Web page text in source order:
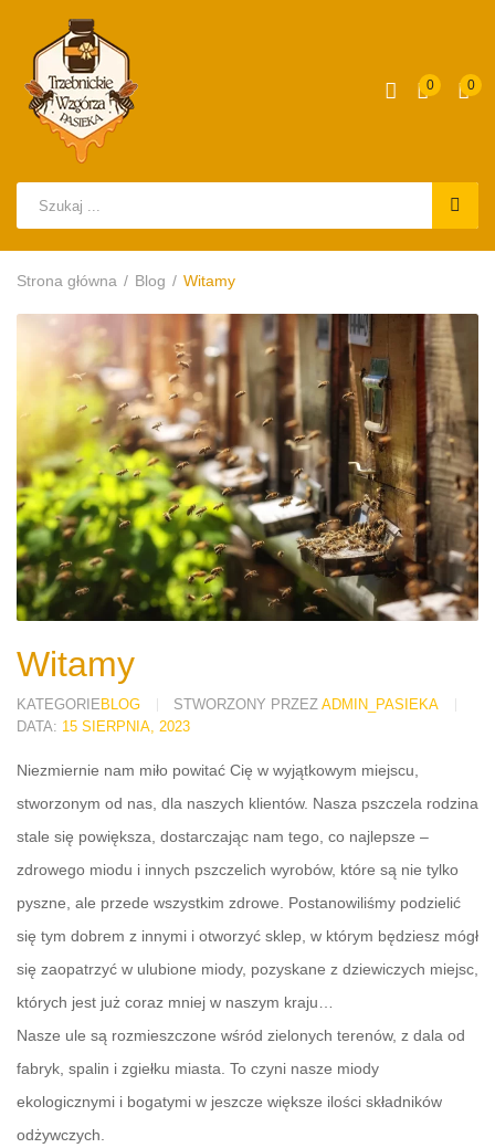
0 0
Strona główna Blog Witamy
Witamy
KATEGORIE BLOG STWORZONY PRZEZ ADMIN_PASIEKA
DATA: 15 SIERPNIA, 2023
Niezmiernie nam miło powitać Cię w wyjątkowym miejscu,
stworzonym od nas, dla naszych klientów. Nasza pszczela rodzina
stale się powiększa, dostarczając nam tego, co najlepsze –
zdrowego miodu i innych pszczelich wyrobów, które są nie tylko
pyszne, ale przede wszystkim zdrowe. Postanowiliśmy podzielić
się tym dobrem z innymi i otworzyć sklep, w którym będziesz mógł
się zaopatrzyć w ulubione miody, pozyskane z dziewiczych miejsc,
których jest już coraz mniej w naszym kraju…
Nasze ule są rozmieszczone wśród zielonych terenów, z dala od
fabryk, spalin i zgiełku miasta. To czyni nasze miody
ekologicznymi i bogatymi w jeszcze większe ilości składników
i działanie
Czy i jak stosować miód na skórę?
18 sierpnia, 2023
Miód – jak
17 sierpnia,